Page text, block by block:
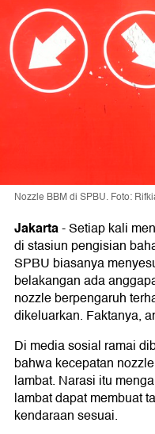
Nozzle BBM di SPBU. Foto:
Jakarta-Setiap kali
di stasiun pengisian
SPBU biasanya
belakangan ada
nozzle berpengaruh
dikeluarkan. Faktanya,
Di media sosial ramai
bahwa kecepatan
lambat. Narasi itu
lambat dapat membuat
kendaraan sesuai.